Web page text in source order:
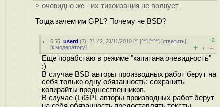
> очевидно же - их тивоизация не волнует
Тогда зачем им GPL? Почему не BSD?
6.56 ,userd (?), 21:42, 23/11/2010 [^] [^^] [^^^] [ответить]
[к модератору]
+2
+ / –
Ещё поработаю в режиме "капитана очевидность"
:)
В случае BSD авторы производных работ берут на
себя только одну обязанность: сохранить
копирайты предшественников.
В случае (L)GPL авторы производных работ берут